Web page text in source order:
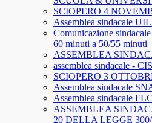
SCIOPERO 4
Assemblea sindacale
Comunicazione
60 minuti a 50/55 minuti
ASSEMBLEA
assemblea sindacale -
SCIOPERO 3
Assemblea sindacale
Assemblea sindacale
ASSEMBLEA
20 DELLA LEGGE